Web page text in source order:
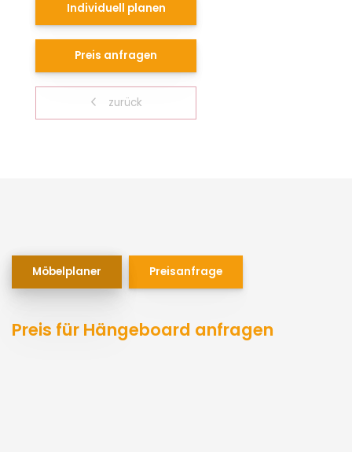
Individuell planen
Preis anfragen
zurück
Möbelplaner Preisanfrage
Preis für Hängeboard anfragen